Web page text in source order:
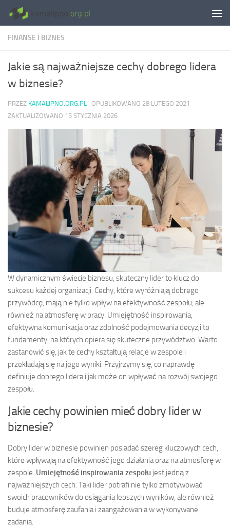
Skip to content
FINANSE I BIZNES
Jakie są najważniejsze cechy dobrego lidera
w biznesie?
PRZEZ KAMALIPNO.ORG.PL · OPUBLIKOWANO 28 LUTEGO 2021 ·
ZAKTUALIZOWANO 15 STYCZNIA 2026
W dynamicznym świecie biznesu, skuteczny lider to klucz do
sukcesu każdej organizacji. Cechy, które wyróżniają dobrego
przywódcę, mają nie tylko wpływ na efektywność zespołu, ale
również na atmosferę w pracy. Umiejętność inspirowania,
efektywna komunikacja oraz zdolność podejmowania decyzji to
fundamenty, na których opiera się skuteczne przywództwo. Warto
zastanowić się, jak te cechy kształtują relacje w zespole i
przekładają się na jego wyniki. Przyjrzymy się, co naprawdę
definiuje dobrego lidera i jak może on wpływać na rozwój swojego
zespołu.
Jakie cechy powinien mieć dobry lider w
biznesie?
Dobry lider w biznesie powinien posiadać szereg kluczowych cech,
które wpływają na efektywność jego działania oraz na atmosferę w
zespole. Umiejętność inspirowania zespołu jest jedną z
najważniejszych cech. Taki lider potrafi nie tylko zmotywować
swoich pracowników do osiągania lepszych wyników, ale również
buduje atmosferę zaufania i zaangażowania w wykonywane
zadania.